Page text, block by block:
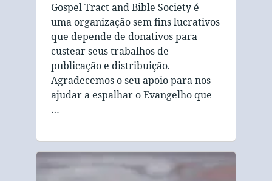
Gospel Tract and Bible Society é
uma organização sem fins lucrativos
que depende de donativos para
custear seus trabalhos de
publicação e distribuição.
Agradecemos o seu apoio para nos
ajudar a espalhar o Evangelho que
…